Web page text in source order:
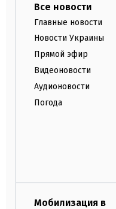
Все новости
Главные новости
Новости Украины
Прямой эфир
Видеоновости
Аудионовости
Погода
Мобилизация в